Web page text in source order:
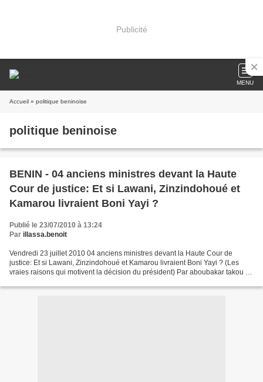
Publicité
MENU
Accueil » politique beninoise
politique beninoise
BENIN - 04 anciens ministres devant la Haute
Cour de justice: Et si Lawani, Zinzindohoué et
Kamarou livraient Boni Yayi ?
Publié le 23/07/2010 à 13:24
Par illassa.benoit
Vendredi 23 juillet 2010 04 anciens ministres devant la Haute Cour de
justice: Et si Lawani, Zinzindohoué et Kamarou livraient Boni Yayi ? (Les
vraies raisons qui motivent la décision du président) Par aboubakar takou Le